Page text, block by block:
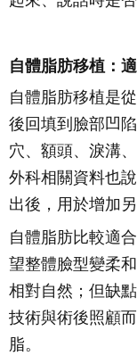
自體脂肪移植：
自體脂肪移植是
後回填到臉部凹
穴、額頭、淚溝
外科相關資料也
出後，用於增加
自體脂肪比較適
望整體臉型變柔
相對自然；但缺
技術與術後照顧
脂。